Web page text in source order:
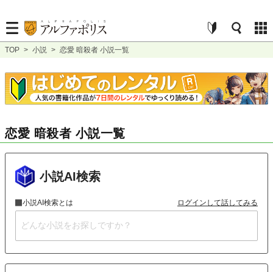
TOP > 小説 > 恋愛 暗殺者 小説一覧
恋愛 暗殺者 小説一覧
小説AI検索
小説AI検索とは ログインして話してみる